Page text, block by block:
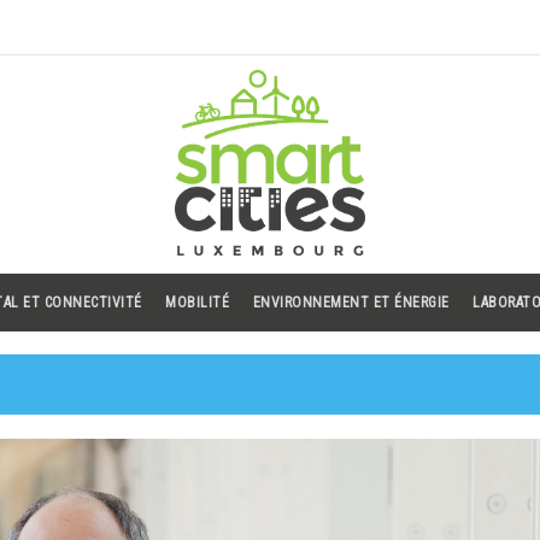
ET CONNECTIVITÉ MOBILITÉ ENVIRONNEMENT ET ÉNERGIE